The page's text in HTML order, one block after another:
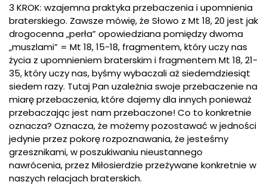
3 KROK: wzajemna praktyka przebaczenia i upomnienia
braterskiego. Zawsze mówię, że Słowo z Mt 18, 20 jest jak
drogocenna „perła” opowiedziana pomiędzy dwoma
„muszlami” = Mt 18, 15-18, fragmentem, który uczy nas
życia z upomnieniem braterskim i fragmentem Mt 18, 21-
35, który uczy nas, byśmy wybaczali aż siedemdziesiąt
siedem razy. Tutaj Pan uzależnia swoje przebaczenie na
miarę przebaczenia, które dajemy dla innych ponieważ
przebaczając jest nam przebaczone! Co to konkretnie
oznacza? Oznacza, że możemy pozostawać w jedności
jedynie przez pokorę rozpoznawania, że jesteśmy
grzesznikami, w poszukiwaniu nieustannego
nawrócenia, przez Miłosierdzie przeżywane konkretnie w
naszych relacjach braterskich.